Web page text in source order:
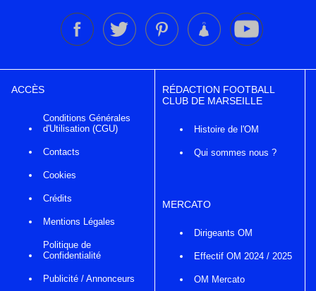
ACCÈS
Conditions Générales
d'Utilisation (CGU)
Contacts
Cookies
Crédits
Mentions Légales
Politique de
Confidentialité
Publicité / Annonceurs
RÉDACTION FOOTBALL
CLUB DE MARSEILLE
Histoire de l'OM
Qui sommes nous ?
MERCATO
Dirigeants OM
Effectif OM 2024 / 2025
OM Mercato